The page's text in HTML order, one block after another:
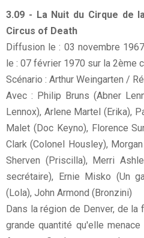
3.09 - La Nuit du Cirque de
Circus of Death
Diffusion le : 03 novembre
le : 07 février 1970 sur la 2ème
Scénario : Arthur Weingarten /
Avec : Philip Bruns (Abner
Lennox), Arlene Martel (Erika),
Malet (Doc Keyno), Florence
Clark (Colonel Housley),
Sherven (Priscilla), Merri
secrétaire), Ernie Misko (Un
(Lola), John Armond (Bronzini)
Dans la région de Denver, de
grande quantité qu'elle